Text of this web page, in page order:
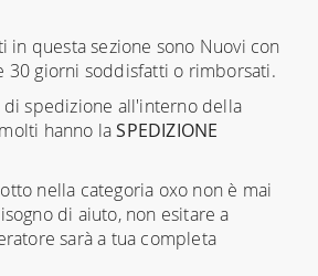
in questa sezione sono Nuovi con
30 giorni soddisfatti o rimborsati.
di spedizione all'interno della
hanno laSPEDIZIONE
nella categoria oxo non è mai
di aiuto, non esitare a
sarà a tua completa